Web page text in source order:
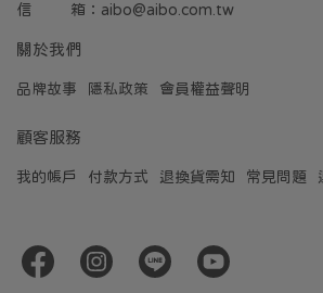
信         箱：aibo@aibo.com.tw
關於我們
品牌故事 隱私政策 會員權益聲明
顧客服務
我的帳戶 付款方式 退換貨需知 常見問題